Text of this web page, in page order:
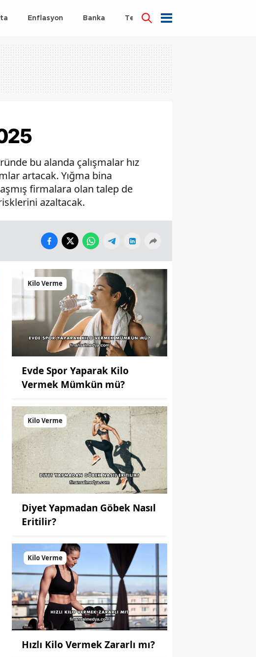
Enflasyon Banka Teknoloji
bu alanda çalışmalar hız
artacak. Yığma bina
firmalara olan talep de
azaltacak.
Kilo Verme
Evde Spor Yaparak Kilo
Vermek Mümkün mü?
Kilo Verme
Diyet Yapmadan Göbek Nasıl
Eritilir?
Kilo Verme
Hızlı Kilo Vermek Zararlı mı?